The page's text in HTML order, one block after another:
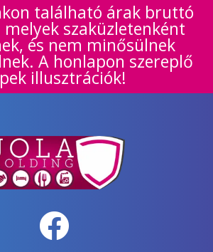
található árak bruttó
szaküzletenként
és nem minősülnek
A honlapon szereplő
illusztrációk!
